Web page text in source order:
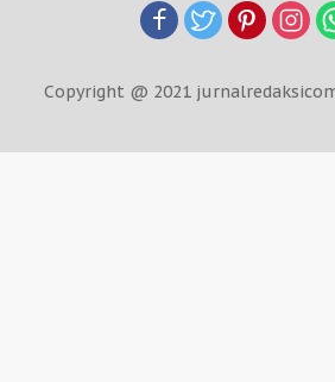
Copyright @ 2021